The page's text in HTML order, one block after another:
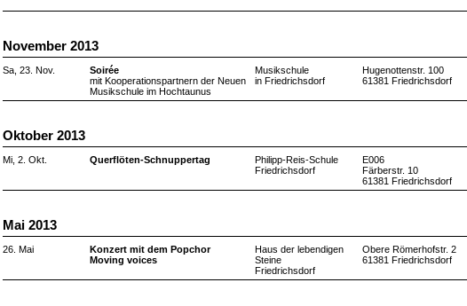
November 2013
Sa, 23. Nov.
Soirée
mit Kooperationspartnern der Neuen
Musikschule im Hochtaunus
Musikschule
in Friedrichsdorf
Hugenottenstr. 100
61381 Friedrichsdorf
Oktober 2013
Mi, 2. Okt. Querflöten-Schnuppertag
Philipp-Reis-Schule
Friedrichsdorf
E006
Färberstr. 10
61381 Friedrichsdorf
Mai 2013
26. Mai
Konzert mit dem Popchor
Moving voices
Haus der lebendigen
Steine
Friedrichsdorf
Obere Römerhofstr. 2
61381 Friedrichsdorf